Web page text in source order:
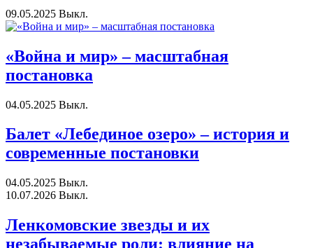
09.05.2025 Выкл.
«Война и мир» – масштабная
постановка
04.05.2025 Выкл.
Балет «Лебединое озеро» – история и
современные постановки
04.05.2025 Выкл.
10.07.2026 Выкл.
Ленкомовские звезды и их
незабываемые роли: влияние на